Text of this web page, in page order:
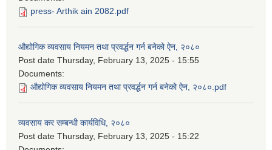
press- Arthik ain 2082.pdf
औद्योगिक व्यवसाय नियमन तथा प्रवर्द्धन गर्न बनेको ऐन, २०८०
Post date Thursday, February 13, 2025 - 15:55
Documents:
औद्योगिक व्यवसाय नियमन तथा प्रवर्द्धन गर्न बनेको ऐन, २०८०.pdf
व्यवसाय कर सम्बन्धी कार्यविधि, २०८०
Post date Thursday, February 13, 2025 - 15:22